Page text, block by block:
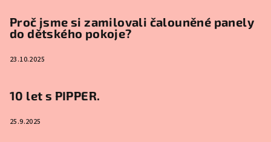
Proč jsme si zamilovali čalouněné panely
do dětského pokoje?
23.10.2025
10 let s PIPPER.
25.9.2025